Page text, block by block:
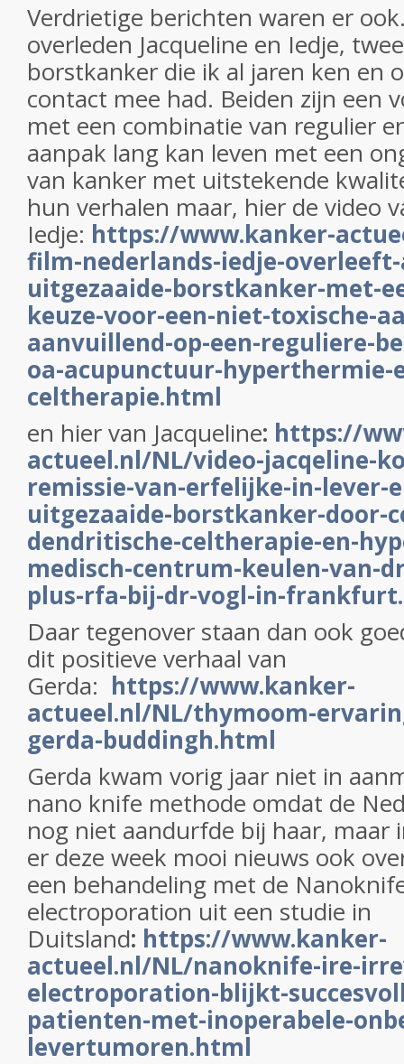
Verdrietige berichten waren er
overleden Jacqueline en Iedje,
borstkanker die ik al jaren ken en
contact mee had. Beiden zijn een
met een combinatie van regulier
aanpak lang kan leven met een
van kanker met uitstekende
hun verhalen maar, hier de video
Iedje: https://www.kanker-
film-nederlands-iedje-
uitgezaaide-borstkanker-met-
keuze-voor-een-niet-toxische-
aanvuillend-op-een-reguliere-
oa-acupunctuur-hyperthermie-
celtherapie.html
en hier van Jacqueline: https://
actueel.nl/NL/video-jacqeline-
remissie-van-erfelijke-in-lever-
uitgezaaide-borstkanker-door-
dendritische-celtherapie-en-
medisch-centrum-keulen-van-
plus-rfa-bij-dr-vogl-in-
Daar tegenover staan dan ook
dit positieve verhaal van
Gerda: https://www.kanker-
actueel.nl/NL/thymoom-
gerda-buddingh.html
Gerda kwam vorig jaar niet in
nano knife methode omdat de
nog niet aandurfde bij haar, maar
er deze week mooi nieuws ook
een behandeling met de
electroporation uit een studie in
Duitsland: https://www.kanker-
actueel.nl/NL/nanoknife-ire-
electroporation-blijkt-
patienten-met-inoperabele-
levertumoren.html